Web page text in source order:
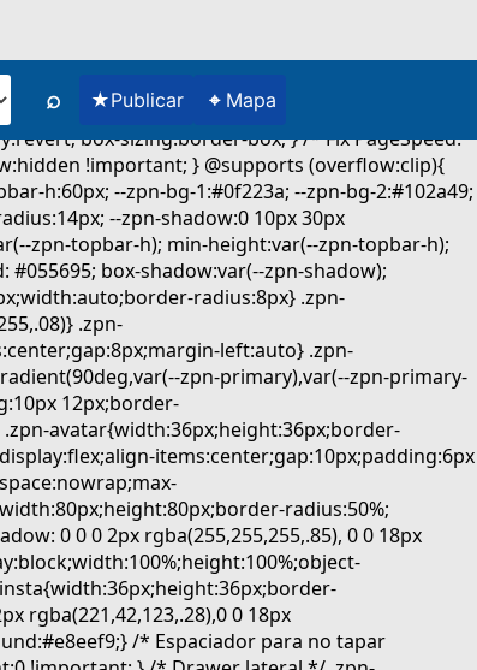
⌕ ★Publicar ⌖ Mapa